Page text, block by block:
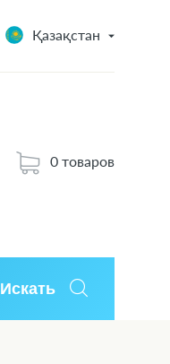
Қазақстан
0 товаров
Искать